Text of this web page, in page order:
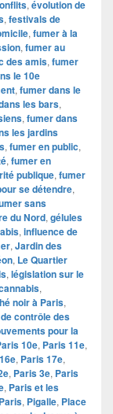
, évolution de
, festivals de
, fumer à la
, fumer au
des amis, fumer
le 10e
, fumer dans le
les bars,
, fumer dans
les jardins
, fumer en public,
, fumer en
publique, fumer
se détendre,
sans
du Nord, gélules
, influence de
, Jardin des
, Le Quartier
, législation sur le
,
noir à Paris,
contrôle des
pour la
10e, Paris 11e,
, Paris 17e,
, Paris 3e, Paris
, Paris et les
, Pigalle, Place